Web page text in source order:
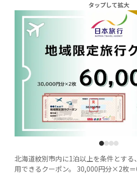
タップして拡大
1 2 3 4
北海道紋別市内に1泊以上を条件とする
用できるクーポン。 30,000円分×2枚